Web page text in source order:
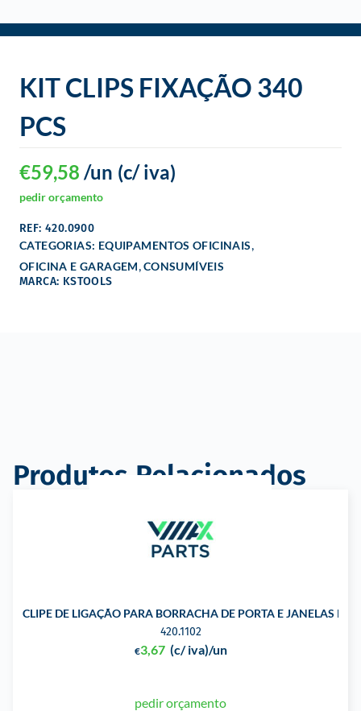
KIT CLIPS FIXAÇÃO 340
PCS
€59,58 (c/ iva)
/un
pedir orçamento
REF: 420.0900
CATEGORIAS: EQUIPAMENTOS OFICINAIS,
OFICINA E GARAGEM,CONSUMÍVEIS
MARCA: KSTOOLS
Produtos Relacionados
CLIPE DE LIGAÇÃO PARA BORRACHA DE PORTA E JANELAS
420.1102
€3,67 (c/ iva)/un
pedir orçamento